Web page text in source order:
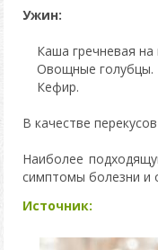
Ужин:
Каша гречневая на
Овощные голубцы.
Кефир.
В качестве
Наиболее
симптомы болезни и
Источник: